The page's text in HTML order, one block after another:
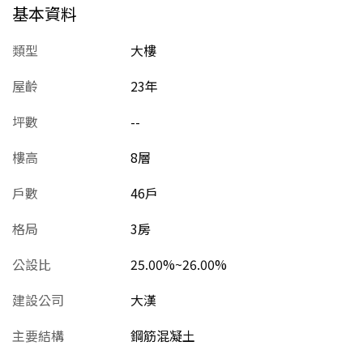
基本資料
類型
大樓
屋齡
23年
坪數
--
樓高
8層
戶數
46戶
格局
3房
公設比
25.00%~26.00%
建設公司
大漢
主要結構
鋼筋混凝土